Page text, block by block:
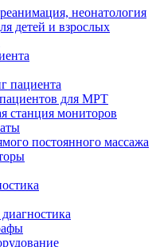
неонатология
детей и взрослых
пациента
для МРТ
станция мониторов
постоянного массажа